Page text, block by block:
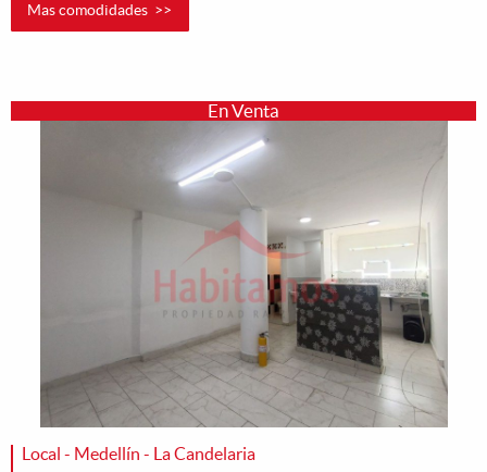
Mas comodidades >>
En Venta
Local - Medellín - La Candelaria